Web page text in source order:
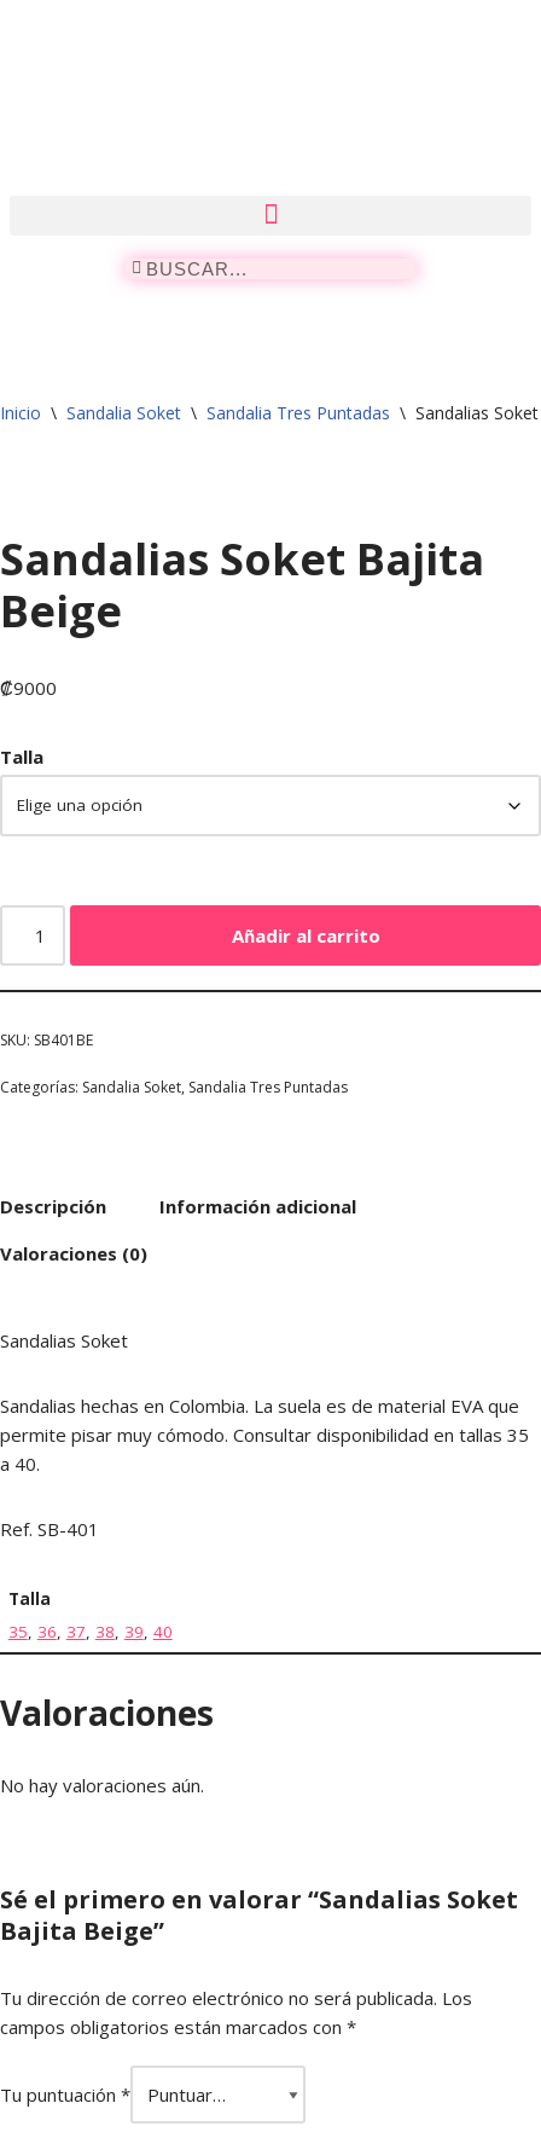
Inicio \ Sandalia Soket \ Sandalia Tres Puntadas \ Sandalias
Sandalias Soket Bajita
Beige
₡9000
Talla
Añadir al carrito
SKU: SB401BE
Categorías: Sandalia Soket, Sandalia Tres Puntadas
Descripción
Información adicional
Valoraciones (0)
Sandalias Soket
Sandalias hechas en Colombia. La suela es de material EVA que
permite pisar muy cómodo. Consultar disponibilidad en tallas 35
a 40.
Ref. SB-401
Talla
35, 36, 37, 38, 39, 40
Valoraciones
No hay valoraciones aún.
Sé el primero en valorar “Sandalias Soket
Bajita Beige”
Tu dirección de correo electrónico no será publicada. Los
campos obligatorios están marcados con *
Tu puntuación *